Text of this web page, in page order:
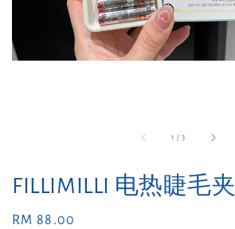
1 /3
FILLIMILLI 电热睫毛夹
Regular
RM 88.00